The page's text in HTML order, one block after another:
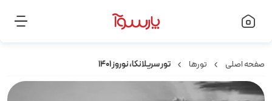
صفحه اصلی تورها تور سریلانکا، نوروز ۱۴۰۱